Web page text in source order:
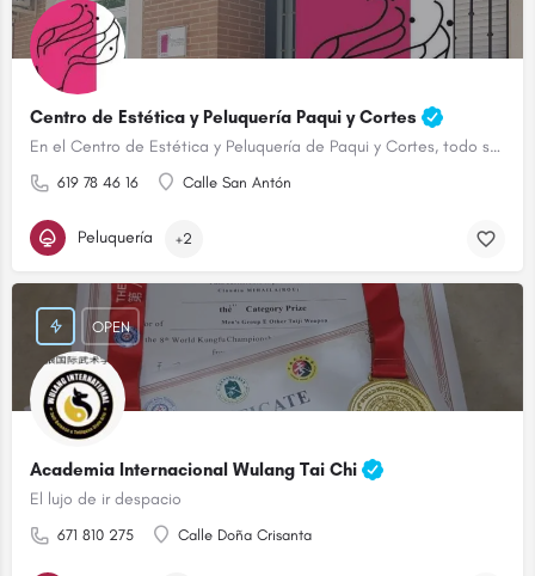
Centro de Estética y Peluquería Paqui y Cortes
En el Centro de Estética y Peluquería de Paqui y Cortes, todo son ventajas.
619 78 46 16 Calle San Antón
Peluquería +2
Academia Internacional Wulang Tai Chi
El lujo de ir despacio
671 810 275 Calle Doña Crisanta
OPEN